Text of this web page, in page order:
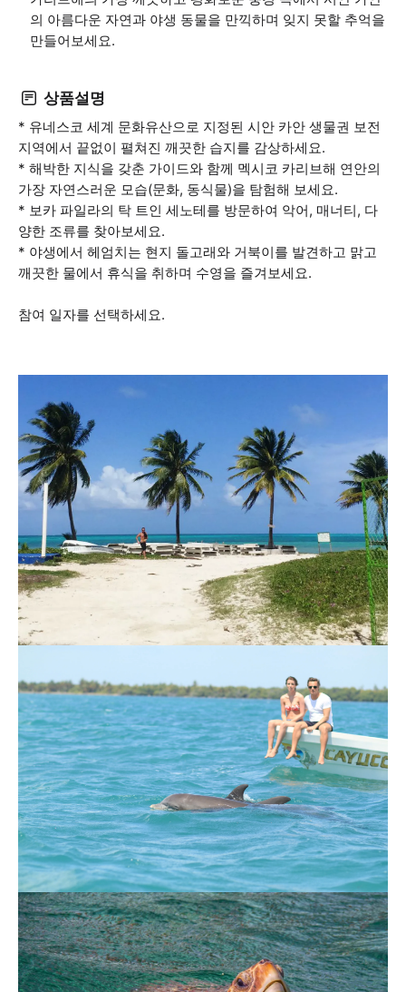
의 아름다운 자연과 야생 동물을 만끽하며 잊지 못할 추억을
만들어보세요.
상품설명
* 유네스코 세계 문화유산으로 지정된 시안 카안 생물권 보전
지역에서 끝없이 펼쳐진 깨끗한 습지를 감상하세요.
* 해박한 지식을 갖춘 가이드와 함께 멕시코 카리브해 연안의
가장 자연스러운 모습(문화, 동식물)을 탐험해 보세요.
* 보카 파일라의 탁 트인 세노테를 방문하여 악어, 매너티, 다
양한 조류를 찾아보세요.
* 야생에서 헤엄치는 현지 돌고래와 거북이를 발견하고 맑고
깨끗한 물에서 휴식을 취하며 수영을 즐겨보세요.
참여 일자를 선택하세요.